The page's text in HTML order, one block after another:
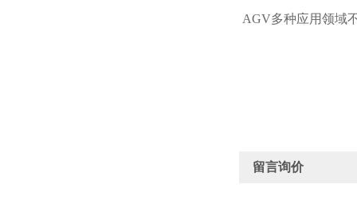
AGV多种应用领域
留言询价